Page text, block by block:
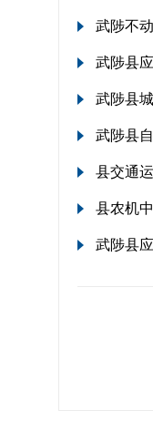
武陟不
武陟县
武陟县
武陟县
县交通
县农机
武陟县